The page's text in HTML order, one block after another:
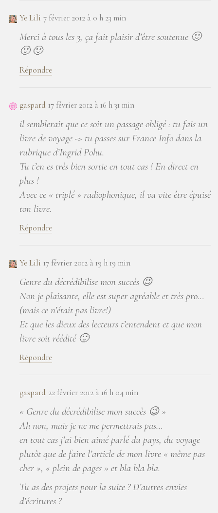
Ye Lili 7 février 2012 à 0 h 23 min
Merci à tous les 3, ça fait plaisir d’être soutenue 🙂
🙂 🙂
Répondre
gaspard 17 février 2012 à 16 h 31 min
il semblerait que ce soit un passage obligé : tu fais un
livre de voyage -> tu passes sur France Info dans la
rubrique d’Ingrid Pohu.
Tu t’en es très bien sortie en tout cas ! En direct en
plus !
Avec ce « triplé » radiophonique, il va vite être épuisé
ton livre.
Répondre
Ye Lili 17 février 2012 à 19 h 19 min
Genre du décrédibilise mon succès 😉
Non je plaisante, elle est super agréable et très pro…
(mais ce n’était pas livre!)
Et que les dieux des lecteurs t’entendent et que mon
livre soit réédité 🙂
Répondre
gaspard 22 février 2012 à 16 h 04 min
« Genre du décrédibilise mon succès 😉 »
Ah non, mais je ne me permettrais pas…
en tout cas j’ai bien aimé parlé du pays, du voyage
plutôt que de faire l’article de mon livre « même pas
cher », « plein de pages » et bla bla bla.
Tu as des projets pour la suite ? D’autres envies
d’écritures ?